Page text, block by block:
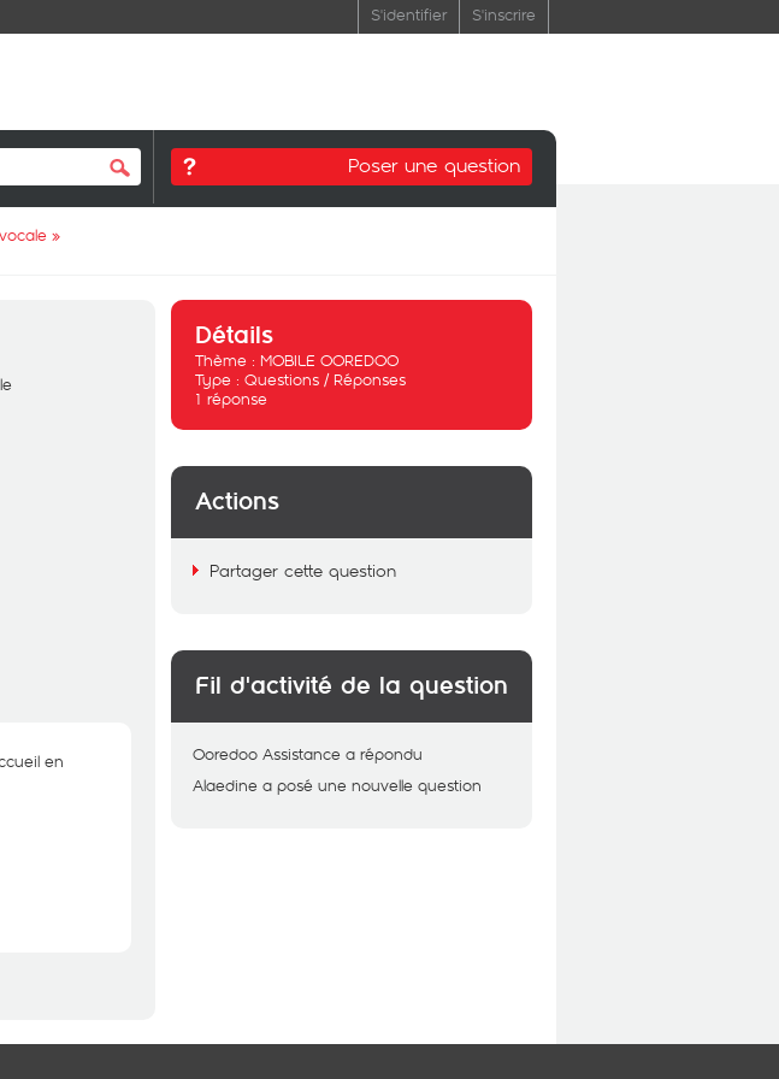
S'identifier S'inscrire
Poser une question
»
en
Détails
Thème : MOBILE OOREDOO
Type : Questions / Réponses
1 réponse
Actions
Partager cette question
Fil d'activité de la question
Ooredoo Assistance a répondu
Alaedine a posé une nouvelle question